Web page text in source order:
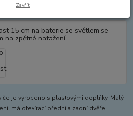
je vyrobeno s plastovými doplňky. Malý
má otevírací přední a zadní dvěře,
Zavřít